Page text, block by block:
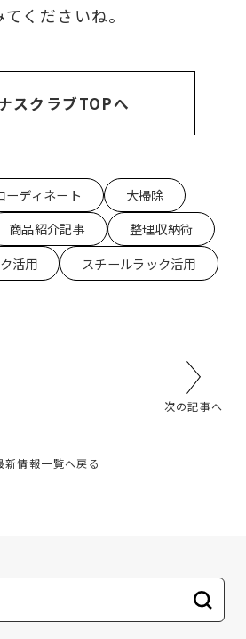
くださいね。
スクラブTOPへ
ーディネート
大掃除
商品紹介記事
整理収納術
活用
スチールラック活用
新情報一覧へ戻る
次の記事へ